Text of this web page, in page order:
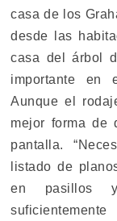
casa de los
desde las
casa del árbol
importante en
Aunque el
mejor forma de
pantalla.
listado de
en pasillos